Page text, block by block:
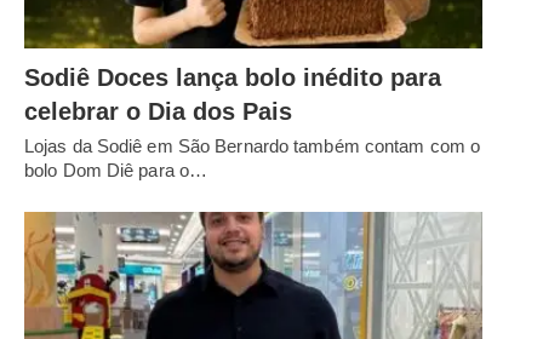
Sodiê Doces lança bolo inédito para
celebrar o Dia dos Pais
Lojas da Sodiê em São Bernardo também contam com o
bolo Dom Diê para o…